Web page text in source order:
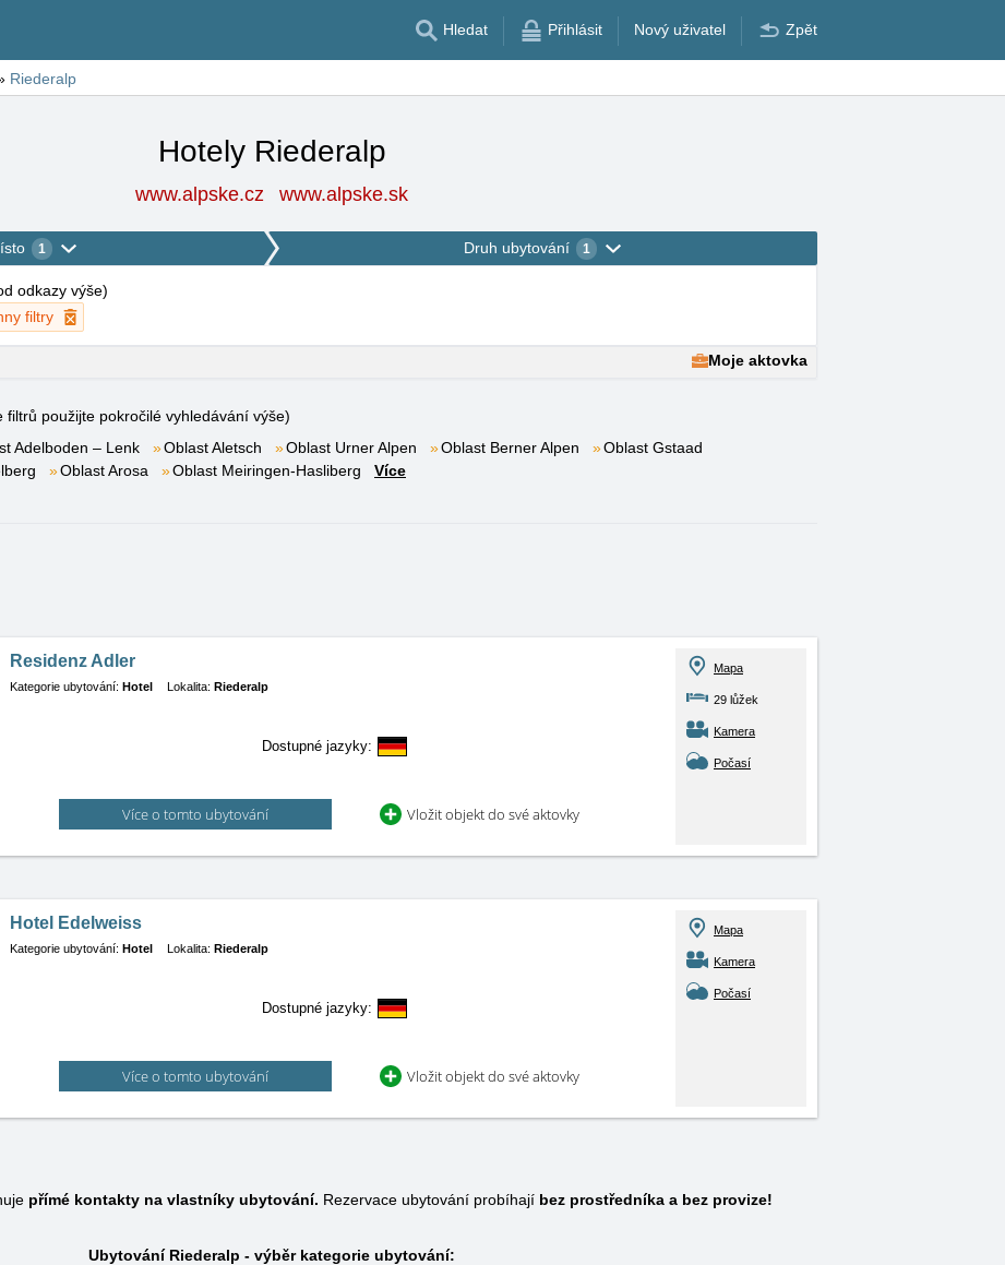
Hledat Přihlásit Nový uživatel Zpět
Riederalp
Hotely Riederalp
www.alpske.cz www.alpske.sk
1 Druh ubytování 1
odkazy výše)
filtry
Moje aktovka
filtrů použijte pokročilé vyhledávání výše)
Adelboden – Lenk Oblast Aletsch Oblast Urner Alpen Oblast Berner Alpen
Oblast Gstaad
Oblast Arosa Oblast Meiringen-Hasliberg
Více
Residenz Adler
Kategorie ubytování: Hotel Lokalita: Riederalp
Dostupné jazyky:
Více o tomto ubytování Vložit objekt do své aktovky
Mapa
29 lůžek
Kamera
Počasí
Hotel Edelweiss
Kategorie ubytování: Hotel Lokalita: Riederalp
Dostupné jazyky:
Více o tomto ubytování Vložit objekt do své aktovky
Mapa
Kamera
Počasí
přímé kontakty na vlastníky ubytování. Rezervace ubytování probíhají bez prostředníka a bez provize!
Ubytování Riederalp - výběr kategorie ubytování: